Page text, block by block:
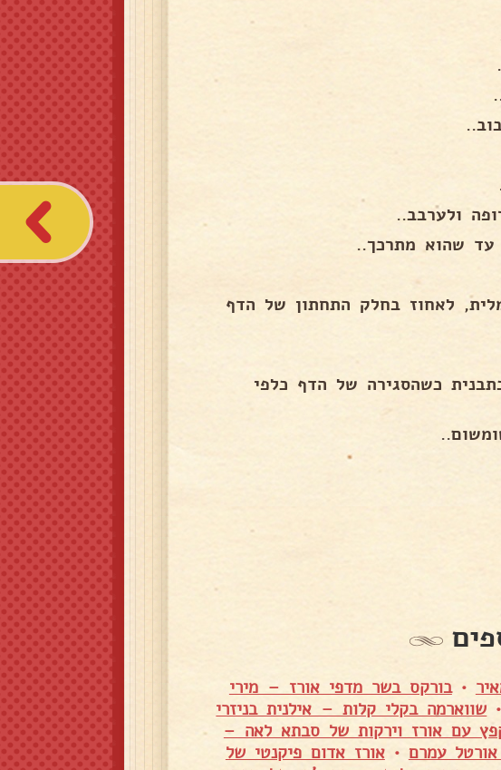
ולערבב..
עד שהוא מתרכך..
לאחוז בחלק התחתון של הדף
כשהסגירה של הדף כלפי
•בורקס בשר מדפי אורז – מירי
• שווארמה בקלי קלות – אילנית בניזרי
עם אורז וירקות של סבתא לאה –
עמרם •אורז אדום פיקנטי של